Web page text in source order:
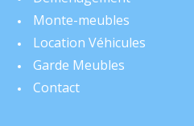
Monte-meubles
Location Véhicules
Garde Meubles
Contact